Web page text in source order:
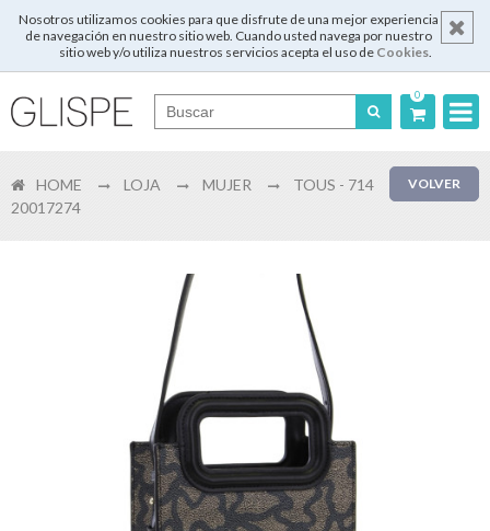
Nosotros utilizamos cookies para que disfrute de una mejor experiencia
de navegación en nuestro sitio web. Cuando usted navega por nuestro
sitio web y/o utiliza nuestros servicios acepta el uso de Cookies.
0
English
Français
Login
Registrar
VOLVER
HOME LOJA MUJER
TOUS - 714
20017274